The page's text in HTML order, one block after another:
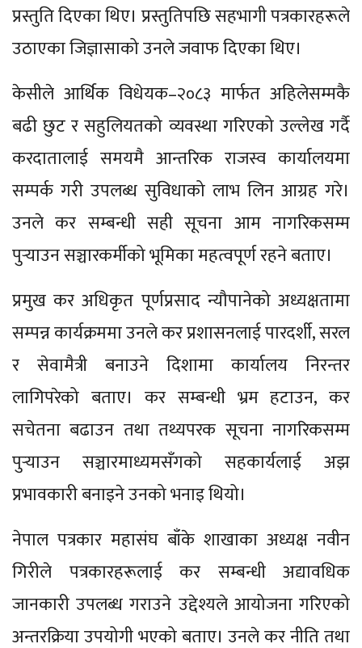
प्रस्तुति दिएका थिए। प्रस्तुतिपछि सहभागी पत्रकारहरूले
उठाएका जिज्ञासाको उनले जवाफ दिएका थिए।
केसीले आर्थिक विधेयक–२०८३ मार्फत अहिलेसम्मकै
बढी छुट र सहुलियतको व्यवस्था गरिएको उल्लेख गर्दै
करदातालाई समयमै आन्तरिक राजस्व कार्यालयमा
सम्पर्क गरी उपलब्ध सुविधाको लाभ लिन आग्रह गरे।
उनले कर सम्बन्धी सही सूचना आम नागरिकसम्म
पुर्‍याउन सञ्चारकर्मीको भूमिका महत्वपूर्ण रहने बताए।
प्रमुख कर अधिकृत पूर्णप्रसाद न्यौपानेको अध्यक्षतामा
सम्पन्न कार्यक्रममा उनले कर प्रशासनलाई पारदर्शी, सरल
र सेवामैत्री बनाउने दिशामा कार्यालय निरन्तर
लागिपरेको बताए। कर सम्बन्धी भ्रम हटाउन, कर
सचेतना बढाउन तथा तथ्यपरक सूचना नागरिकसम्म
पुर्‍याउन सञ्चारमाध्यमसँगको सहकार्यलाई अझ
प्रभावकारी बनाइने उनको भनाइ थियो।
नेपाल पत्रकार महासंघ बाँके शाखाका अध्यक्ष नवीन
गिरीले पत्रकारहरूलाई कर सम्बन्धी अद्यावधिक
जानकारी उपलब्ध गराउने उद्देश्यले आयोजना गरिएको
अन्तरक्रिया उपयोगी भएको बताए। उनले कर नीति तथा